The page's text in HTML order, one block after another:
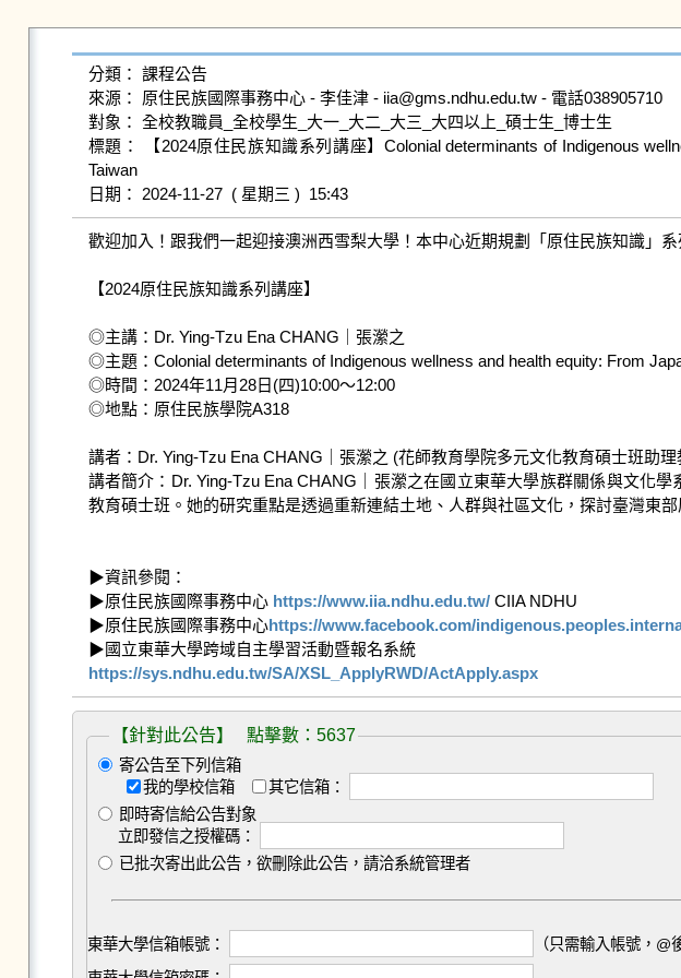
分類： 課程公告
來源： 原住民族國際事務中心 - 李佳津 - iia@gms.ndhu.edu.tw - 電話038905710
對象： 全校教職員_全校學生_大一_大二_大三_大四以上_碩士生_博士生
標題： 【2024原住民族知識系列講座】Colonial determinants of Indigenous
Taiwan
日期： 2024-11-27  ( 星期三 )  15:43
歡迎加入！跟我們一起迎接澳洲西雪梨大學！本中心近期規劃「原住民族知識」
【2024原住民族知識系列講座】
◎主講：Dr. Ying-Tzu Ena CHANG｜張瀠之
◎主題：Colonial determinants of Indigenous wellness and health equity: From
◎時間：2024年11月28日(四)10:00～12:00
◎地點：原住民族學院A318
講者：Dr. Ying-Tzu Ena CHANG｜張瀠之 (花師教育學院多元文化教育碩士班助理
講者簡介：Dr. Ying-Tzu Ena CHANG｜張瀠之在國立東華大學族群關係與文化
教育碩士班。她的研究重點是透過重新連結土地、人群與社區文化，探討臺灣東部
▶資訊參閱：
▶原住民族國際事務中心 https://www.iia.ndhu.edu.tw/ CIIA NDHU
▶原住民族國際事務中心https://www.facebook.com/
▶國立東華大學跨域自主學習活動暨報名系統
https://sys.ndhu.edu.tw/SA/XSL_ApplyRWD/ActApply.aspx
【針對此公告】 點擊數：5637
寄公告至下列信箱
我的學校信箱
其它信箱：
即時寄信給公告對象
立即發信之授權碼：
已批次寄出此公告，欲刪除此公告，請洽系統管理者
東華大學信箱帳號：
（只需輸入帳號，@